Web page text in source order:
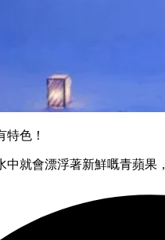
特色！
就會漂浮著新鮮嘅青蘋果，